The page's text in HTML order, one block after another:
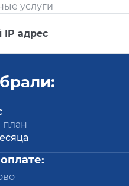
услуги
адрес